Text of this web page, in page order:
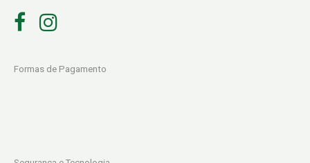
Formas de Pagamento